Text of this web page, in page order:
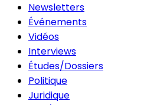
Newsletters
Événements
Vidéos
Interviews
Études/Dossiers
Politique
Juridique